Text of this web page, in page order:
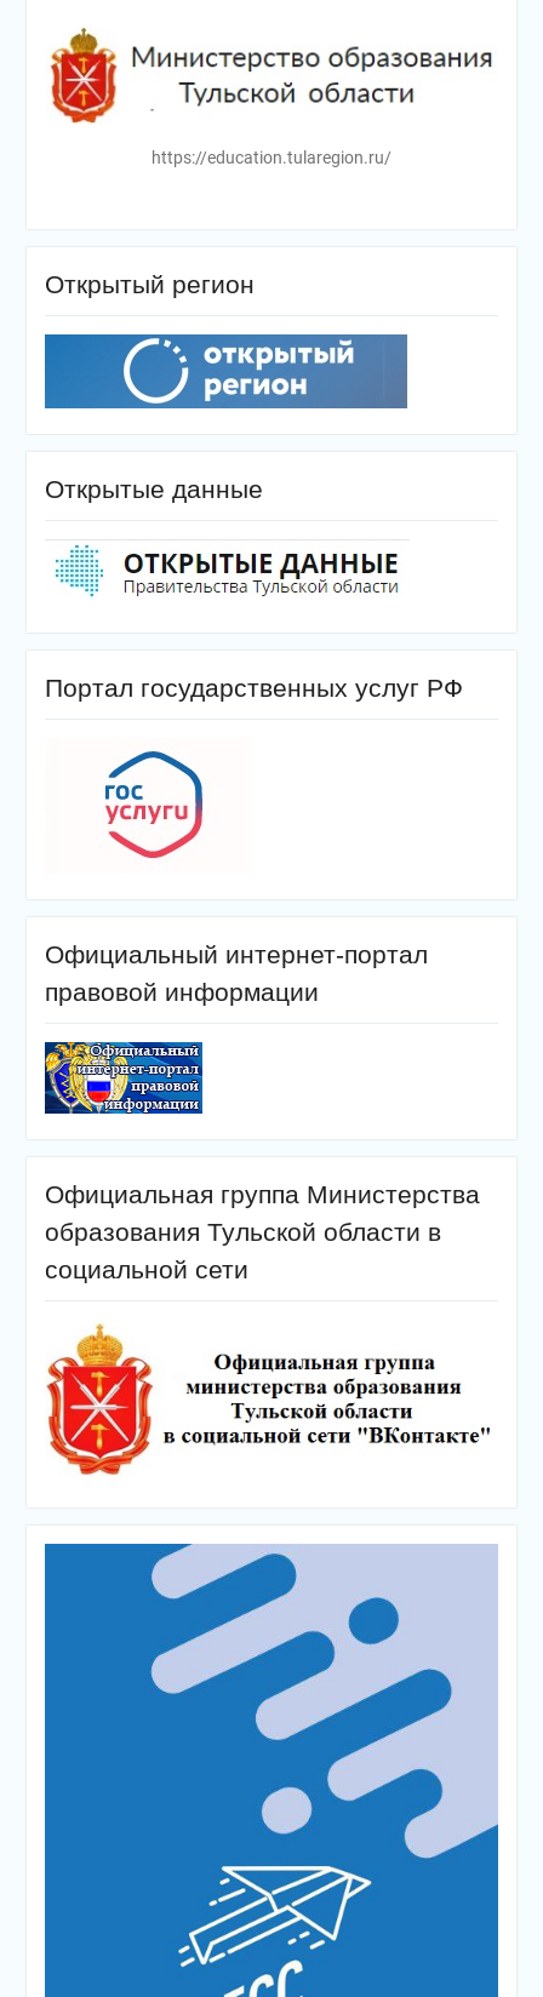
https://education.tularegion.ru/
Открытый регион
Открытые данные
Портал государственных услуг РФ
Официальный интернет-портал
правовой информации
Официальная группа Министерства
образования Тульской области в
социальной сети